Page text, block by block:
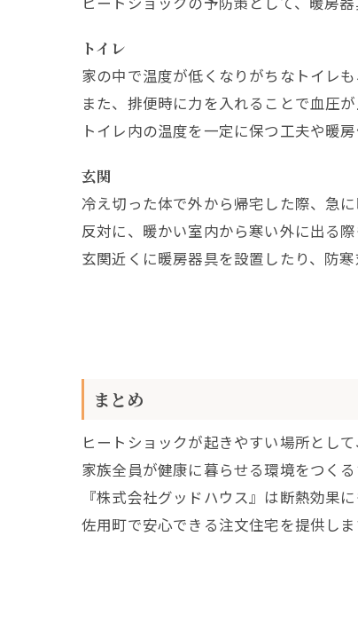
トイレ
家の中で温度が低くなりがちなトイレ
また、排便時に力を入れることで血圧
トイレ内の温度を一定に保つ工夫や暖
玄関
冷え切った体で外から帰宅した際、急
反対に、暖かい室内から寒い外に出る際
玄関近くに暖房器具を設置したり、防
まとめ
ヒートショックが起きやすい場所とし
家族全員が健康に暮らせる環境をつく
『株式会社グッドハウス』は断熱効果
佐用町で安心できる注文住宅を提供し